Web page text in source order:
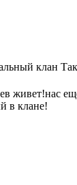
клан
живет!нас
в клане!